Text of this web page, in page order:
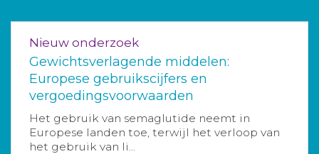
Nieuw onderzoek
Gewichtsverlagende middelen:
Europese gebruikscijfers en
vergoedingsvoorwaarden
Het gebruik van semaglutide neemt in
Europese landen toe, terwijl het verloop van
het gebruik van li...